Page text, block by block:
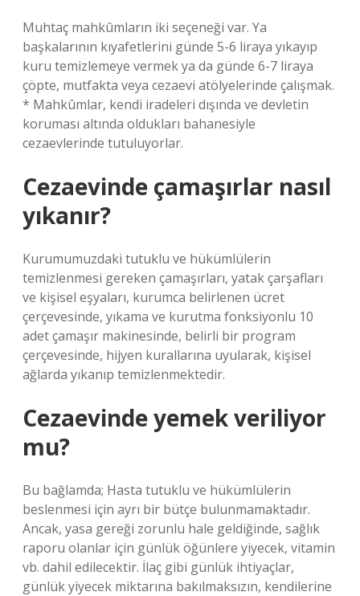
Muhtaç mahkûmların iki seçeneği var. Ya
başkalarının kıyafetlerini günde 5-6 liraya yıkayıp
kuru temizlemeye vermek ya da günde 6-7 liraya
çöpte, mutfakta veya cezaevi atölyelerinde çalışmak.
* Mahkûmlar, kendi iradeleri dışında ve devletin
koruması altında oldukları bahanesiyle
cezaevlerinde tutuluyorlar.
Cezaevinde çamaşırlar nasıl
yıkanır?
Kurumumuzdaki tutuklu ve hükümlülerin
temizlenmesi gereken çamaşırları, yatak çarşafları
ve kişisel eşyaları, kurumca belirlenen ücret
çerçevesinde, yıkama ve kurutma fonksiyonlu 10
adet çamaşır makinesinde, belirli bir program
çerçevesinde, hijyen kurallarına uyularak, kişisel
ağlarda yıkanıp temizlenmektedir.
Cezaevinde yemek veriliyor
mu?
Bu bağlamda; Hasta tutuklu ve hükümlülerin
beslenmesi için ayrı bir bütçe bulunmamaktadır.
Ancak, yasa gereği zorunlu hale geldiğinde, sağlık
raporu olanlar için günlük öğünlere yiyecek, vitamin
vb. dahil edilecektir. İlaç gibi günlük ihtiyaçlar,
günlük yiyecek miktarına bakılmaksızın, kendilerine